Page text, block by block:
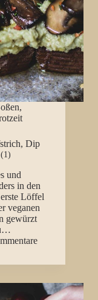
,
Dip
und
in den
Löffel
veganen
gewürzt